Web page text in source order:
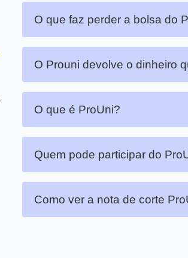
O que faz perder a bolsa do
O Prouni devolve o dinheiro
O que é ProUni?
Quem pode participar do
Como ver a nota de corte